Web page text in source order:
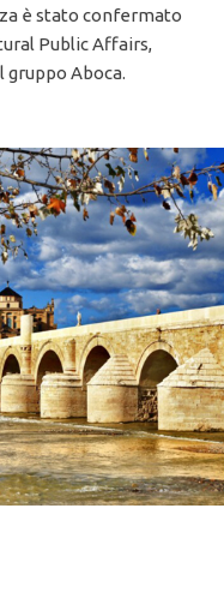
è stato confermato
Public Affairs,
gruppo Aboca.